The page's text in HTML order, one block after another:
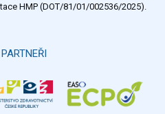
HMP (DOT/81/01/002536/2025).